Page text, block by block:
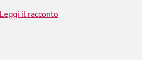
Leggi il racconto